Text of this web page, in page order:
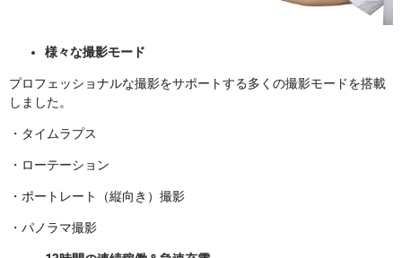
様々な撮影モード
プロフェッショナルな撮影をサポートする多くの撮影モードを搭載
しました。
・タイムラプス
・ローテーション
・ポートレート（縦向き）撮影
・パノラマ撮影